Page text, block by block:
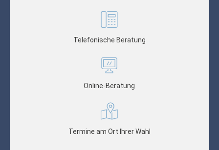
Telefonische Beratung
Online-Beratung
Termine am Ort Ihrer Wahl